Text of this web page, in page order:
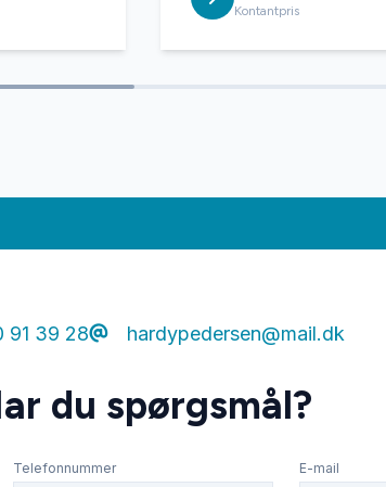
Kontantpris
91 39 28 hardypedersen@mail.dk
du spørgsmål?
Telefonnummer E-mail